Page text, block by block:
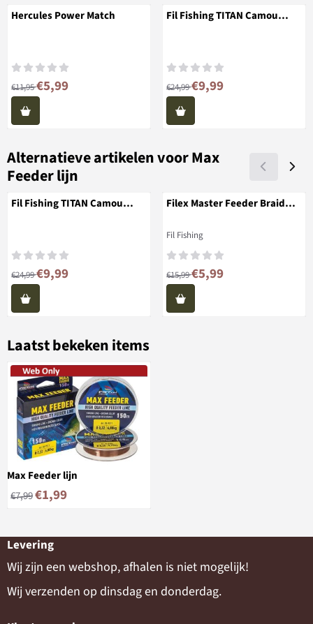
Hercules Power Match
Van 11,95 voor 5,99
€11,95€5,99
Fil Fishing TITAN Camou
Van 24,99 voor 9,99
€24,99€9,99
Alternatieve artikelen voorMax
Feeder lijn
Fil Fishing TITAN Camou
Van 24,99 voor 9,99
€24,99€9,99
Filex Master Feeder Braid
Merk:
Fil Fishing
Van 15,99 voor 5,99
€15,99€5,99
Laatst bekeken items
Max Feeder lijn
€7,99€1,99
Levering
Wij zijn een webshop, afhalen is niet mogelijk!
Wij verzenden op dinsdag en donderdag.